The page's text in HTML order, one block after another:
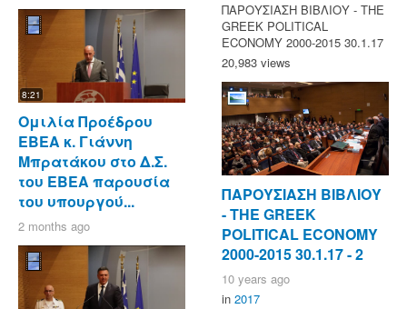
8:21
Ομιλία Προέδρου
ΕΒΕΑ κ. Γιάννη
Μπρατάκου στο Δ.Σ.
του ΕΒΕΑ παρουσία
του υπουργού...
2 months ago
ΠΑΡΟΥΣΙΑΣΗ ΒΙΒΛΙΟΥ - ΤΗΕ
GREEK POLITICAL
ECONOMY 2000-2015 30.1.17
20,983 views
ΠΑΡΟΥΣΙΑΣΗ ΒΙΒΛΙΟΥ
- ΤΗΕ GREEK
POLITICAL ECONOMY
2000-2015 30.1.17 - 2
10 years ago
in 2017